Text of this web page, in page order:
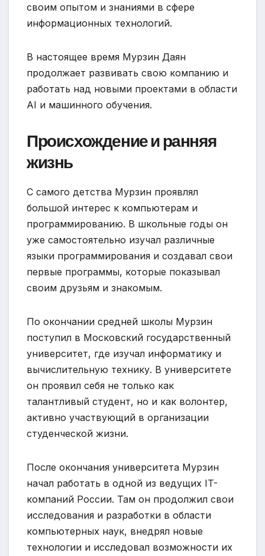
своим опытом и знаниями в сфере
информационных технологий.
В настоящее время Мурзин Даян
продолжает развивать свою компанию и
работать над новыми проектами в области
AI и машинного обучения.
Происхождение и ранняя
жизнь
С самого детства Мурзин проявлял
большой интерес к компьютерам и
программированию. В школьные годы он
уже самостоятельно изучал различные
языки программирования и создавал свои
первые программы, которые показывал
своим друзьям и знакомым.
По окончании средней школы Мурзин
поступил в Московский государственный
университет, где изучал информатику и
вычислительную технику. В университете
он проявил себя не только как
талантливый студент, но и как волонтер,
активно участвующий в организации
студенческой жизни.
После окончания университета Мурзин
начал работать в одной из ведущих IT-
компаний России. Там он продолжил свои
исследования и разработки в области
компьютерных наук, внедрял новые
технологии и исследовал возможности их